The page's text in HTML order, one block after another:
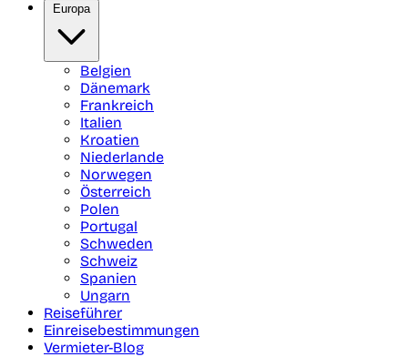
Europa
Belgien
Dänemark
Frankreich
Italien
Kroatien
Niederlande
Norwegen
Österreich
Polen
Portugal
Schweden
Schweiz
Spanien
Ungarn
Reiseführer
Einreisebestimmungen
Vermieter-Blog